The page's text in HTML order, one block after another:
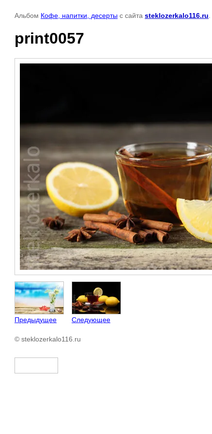
Альбом Кофе, напитки, десерты с сайта steklozerkalo116.ru
print0057
Предыдущее Следующее
© steklozerkalo116.ru